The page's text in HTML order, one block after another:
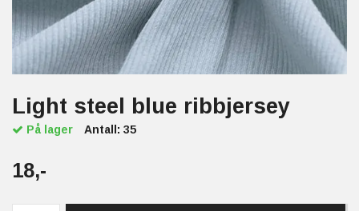
Light steel blue ribbjersey
På lager Antall: 35
18,-